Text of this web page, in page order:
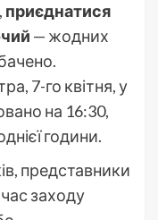
приєднатися
— жодних
7-го квітня, у
на 16:30,
години.
представники
час заходу